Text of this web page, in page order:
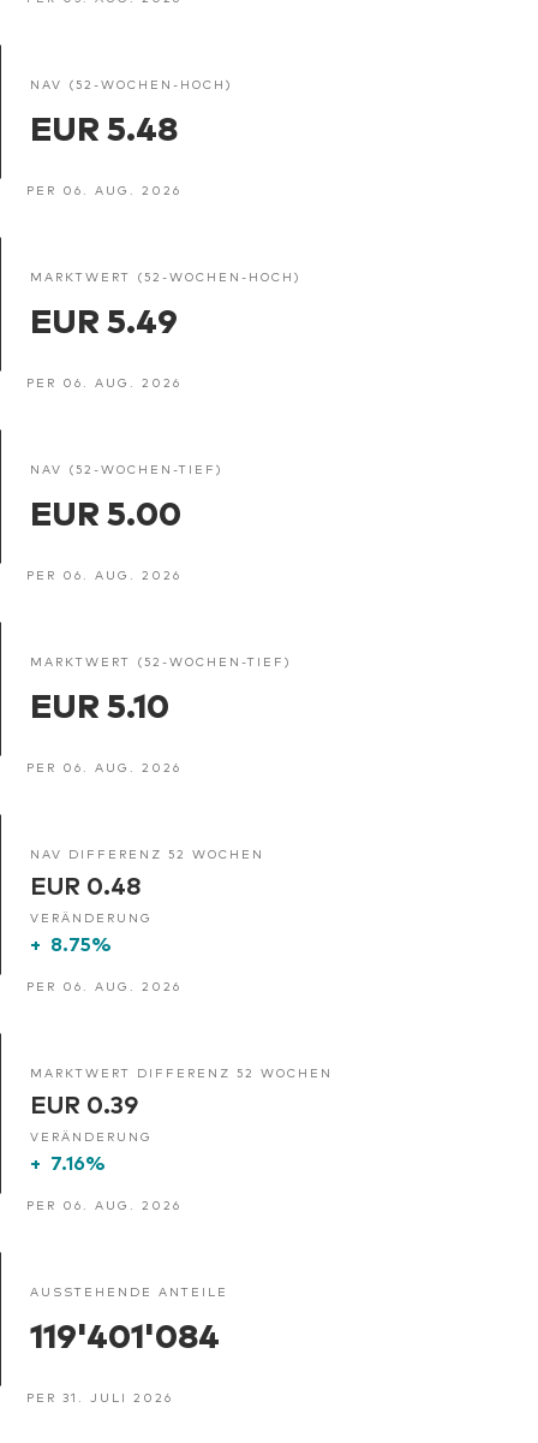
NAV (52-WOCHEN-HOCH)
EUR 5.48
PER 06. AUG. 2026
MARKTWERT (52-WOCHEN-HOCH)
EUR 5.49
PER 06. AUG. 2026
NAV (52-WOCHEN-TIEF)
EUR 5.00
PER 06. AUG. 2026
MARKTWERT (52-WOCHEN-TIEF)
EUR 5.10
PER 06. AUG. 2026
NAV DIFFERENZ 52 WOCHEN
EUR 0.48
VERÄNDERUNG
+ 8.75%
PER 06. AUG. 2026
MARKTWERT DIFFERENZ 52 WOCHEN
EUR 0.39
VERÄNDERUNG
+ 7.16%
PER 06. AUG. 2026
AUSSTEHENDE ANTEILE
119'401'084
PER 31. JULI 2026